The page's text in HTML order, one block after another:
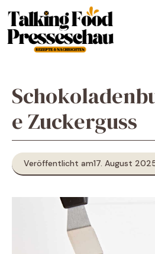
Inhalt
springen
e Zuckerguss
Veröffentlicht am17. August